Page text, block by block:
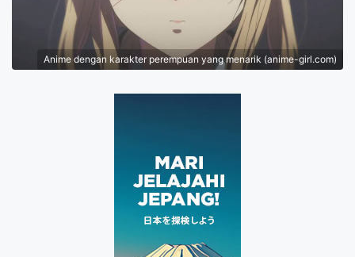
Anime dengan karakter perempuan yang menarik (anime-girl.com)